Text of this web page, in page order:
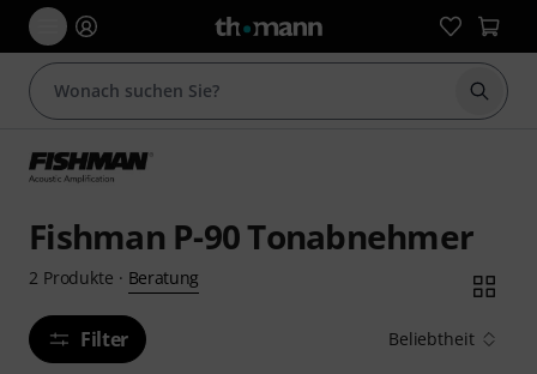
Suche
Fishman P-90 Tonabnehmer
2 Produkte · Beratung
Filter Beliebtheit